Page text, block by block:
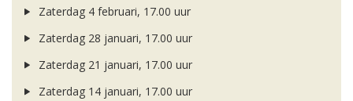
Zaterdag 4 februari, 17.00 uur
Zaterdag 28 januari, 17.00 uur
Zaterdag 21 januari, 17.00 uur
Zaterdag 14 januari, 17.00 uur